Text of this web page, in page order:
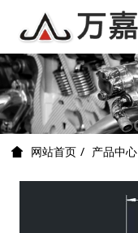
网站首页 产品中心